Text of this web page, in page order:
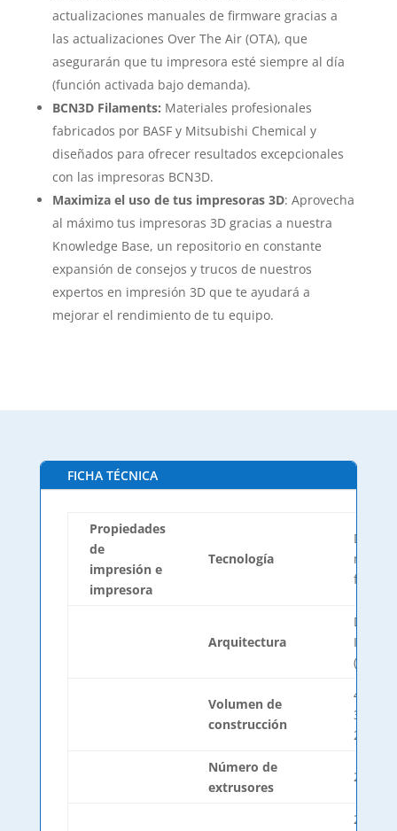
actualizaciones manuales de firmware gracias a
las actualizaciones Over The Air (OTA), que
asegurarán que tu impresora esté siempre al día
(función activada bajo demanda).
BCN3D Filaments: Materiales profesionales
fabricados por BASF y Mitsubishi Chemical y
diseñados para ofrecer resultados excepcionales
con las impresoras BCN3D.
Maximiza el uso de tus impresoras 3D: Aprovecha
al máximo tus impresoras 3D gracias a nuestra
Knowledge Base, un repositorio en constante
expansión de consejos y trucos de nuestros
expertos en impresión 3D que te ayudará a
mejorar el rendimiento de tu equipo.
FICHA TÉCNICA
Propiedades
de
impresión e
impresora
Tecnología
Arquitectura
Doble
(IDEX)
Volumen de
construcción
200mm
Número de
extrusores
2
2 años